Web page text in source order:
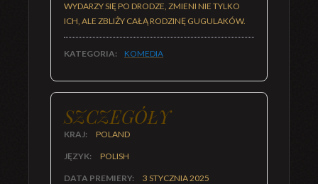
WYDARZY SIĘ PO DRODZE, ZMIENI NIE TYLKO
ICH, ALE ZBLIŻY CAŁĄ RODZINĘ GUGULAKÓW.
KATEGORIA: KOMEDIA
SZCZEGÓŁY
KRAJ: POLAND
JĘZYK: POLISH
DATA PREMIERY: 3 STYCZNIA 2025